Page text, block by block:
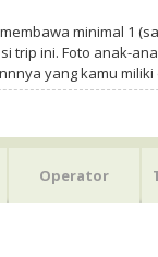
minimal 1
trip ini. Foto anak-
yang kamu
Operator